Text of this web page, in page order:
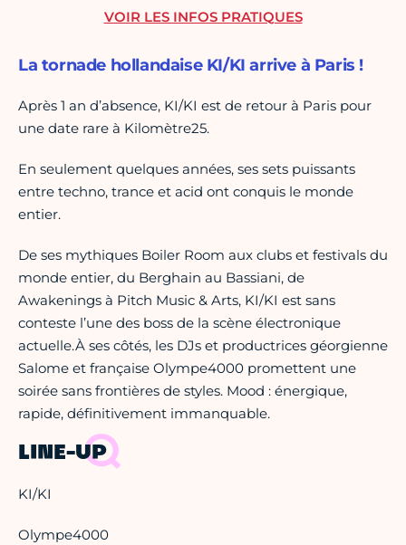
La tornade hollandaise KI/KI arrive à Paris !
Après 1 an d’absence, KI/KI est de retour à Paris pour
une date rare à Kilomètre25.
En seulement quelques années, ses sets puissants
entre techno, trance et acid ont conquis le monde
entier.
De ses mythiques Boiler Room aux clubs et festivals du
monde entier, du Berghain au Bassiani, de
Awakenings à Pitch Music & Arts, KI/KI est sans
conteste l’une des boss de la scène électronique
actuelle.À ses côtés, les DJs et productrices géorgienne
Salome et française Olympe4000 promettent une
soirée sans frontières de styles. Mood : énergique,
rapide, définitivement immanquable.
LINE-UP
KI/KI
Olympe4000
VOIR LES INFOS PRATIQUES